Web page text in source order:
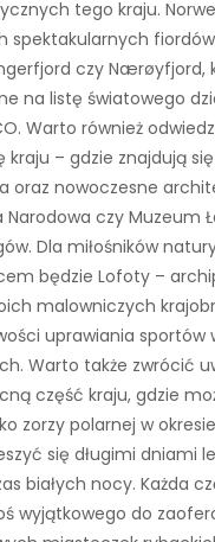
tego kraju.
spektakularnych
czy Nærøyfjord,
na listę światowego
Warto również
kraju – gdzie znajdują
oraz nowoczesne
Narodowa czy Muzeum
Dla miłośników
będzie Lofoty –
malowniczych
uprawiania sportów
Warto także zwrócić
część kraju, gdzie
zorzy polarnej w
się długimi dniami
białych nocy. Każda
wyjątkowego do